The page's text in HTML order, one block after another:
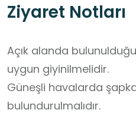
Ziyaret Notları
Açık alanda
uygun giyinilmelidir.
Güneşli havalarda
bulundurulmalıdır.